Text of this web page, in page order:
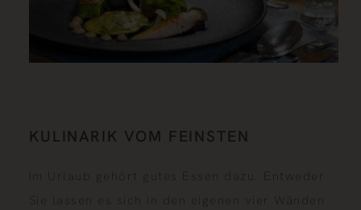
KULINARIK VOM FEINSTEN
Im Urlaub gehört gutes Essen dazu. Entweder
Sie lassen es sich in den eigenen vier Wänden